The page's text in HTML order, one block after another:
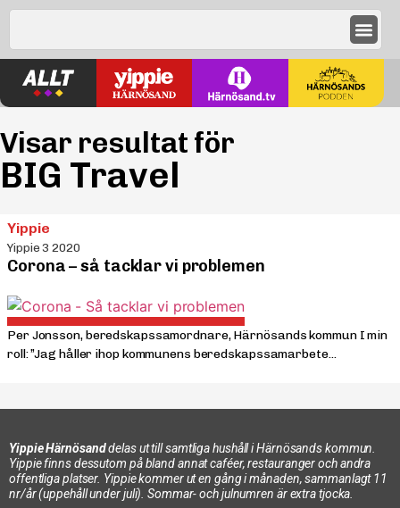
Visar resultat för
BIG Travel
Yippie
Yippie 3 2020
Corona – så tacklar vi problemen
Per Jonsson, beredskapssamordnare, Härnösands kommun I min
roll: ”Jag håller ihop kommunens beredskapssamarbete...
Yippie Härnösanddelas ut till samtliga hushåll i Härnösands kommun.
Yippie finns dessutom på bland annat caféer, restauranger och andra
offentliga platser. Yippie kommer ut en gång i månaden, sammanlagt 11
nr/år (uppehåll under juli). Sommar- och julnumren är extra tjocka.